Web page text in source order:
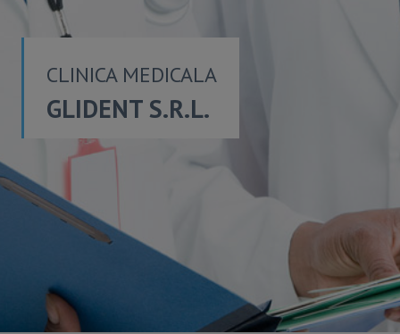
CLINICA MEDICALA
GLIDENT S.R.L.